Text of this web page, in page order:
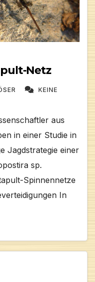
Netz
KEINE
aus
in einer Studie in
Jagdstrategie einer
sp.
Spinnennetze
In